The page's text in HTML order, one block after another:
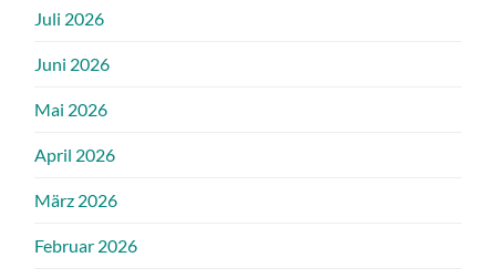
Juli 2026
Juni 2026
Mai 2026
April 2026
März 2026
Februar 2026